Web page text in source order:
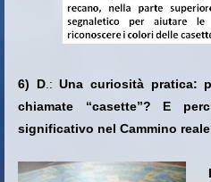
6) D.:Una curiosità pratica:
chiamate “casette”? E
significativo nel Cammino